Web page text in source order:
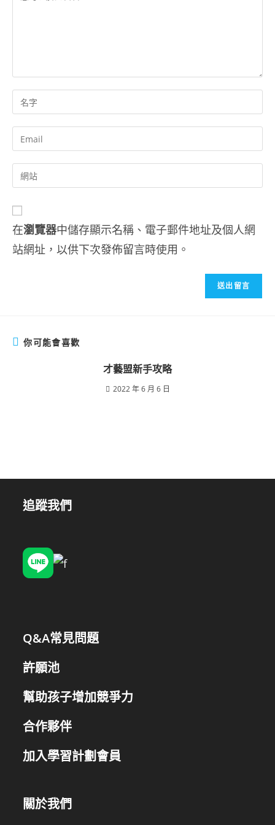
在瀏覽器中儲存顯示名稱、電子郵件地址及個人網
站網址，以供下次發佈留言時使用。
你可能會喜歡
才藝盟新手攻略
2022 年 6 月 6 日
追蹤我們
Q&A常見問題
許願池
幫助孩子增加競爭力
合作夥伴
加入學習計劃會員
關於我們